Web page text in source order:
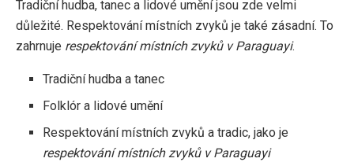
Tradiční hudba, tanec a lidové umění jsou zde velmi
důležité. Respektování místních zvyků je také zásadní. To
zahrnuje respektování místních zvyků v Paraguayi.
Tradiční hudba a tanec
Folklór a lidové umění
Respektování místních zvyků a tradic, jako je
respektování místních zvyků v Paraguayi